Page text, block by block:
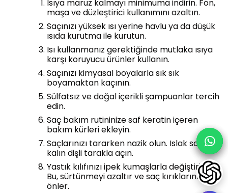
Isıya maruz kalmayı minimuma indirin. Fön,
maşa ve düzleştirici kullanımını azaltın.
Saçınızı yüksek ısı yerine havlu ya da düşük
ısıda kurutma ile kurutun.
Isı kullanmanız gerektiğinde mutlaka ısıya
karşı koruyucu ürünler kullanın.
Saçınızı kimyasal boyalarla sık sık
boyamaktan kaçının.
Sülfatsız ve doğal içerikli şampuanlar tercih
edin.
Saç bakım rutininize saf keratin içeren
bakım kürleri ekleyin.
Saçlarınızı tararken nazik olun. Islak saçınızı
kalın dişli tarakla açın.
Yastık kılıfınızı ipek kumaşlarla değiştirin.
Bu, sürtünmeyi azaltır ve saç kırıklarını
önler.